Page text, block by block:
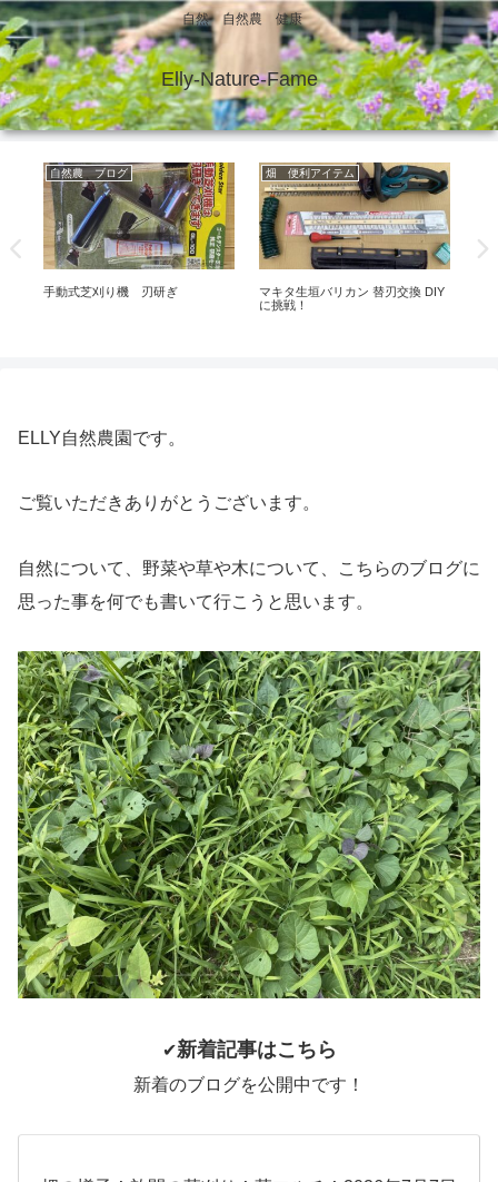
自然 自然農 健康
Elly-Nature-Fame
自然農 ブログ
手動式芝刈り機 刃研ぎ
畑 便利アイテム
マキタ生垣バリカン 替刃交換 DIY
に挑戦！
ELLY自然農園です。
ご覧いただきありがとうございます。
自然について、野菜や草や木について、こちらのブログに
思った事を何でも書いて行こうと思います。
✔新着記事はこちら
新着のブログを公開中です！